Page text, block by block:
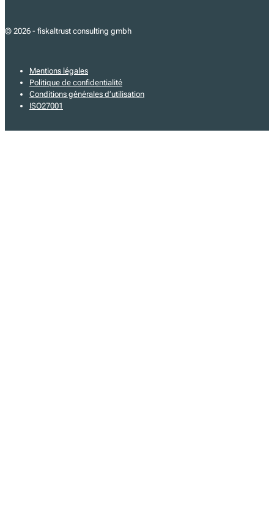
© 2026 - fiskaltrust consulting gmbh
Mentions légales
Politique de confidentialité
Conditions générales d’utilisation
ISO27001